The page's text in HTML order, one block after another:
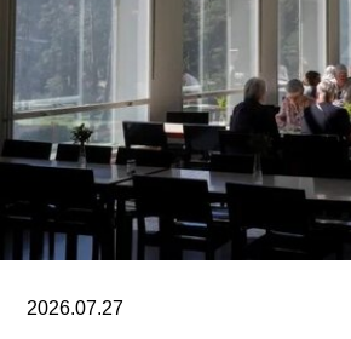
我们也非常感谢保洁团队每天付
们决定将保洁服务转为外包模式
持博物馆的日常运营；同时，我
向现有保洁员工提供就业机会的
代表馆内工会的谈判单位
申诉，认为馆方在最终决定将保
未按合同规定提前通知工会，因
为。
2026.07.27